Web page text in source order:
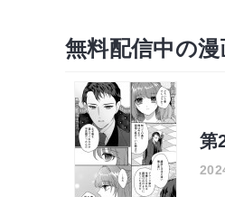
無料配信中の漫
第